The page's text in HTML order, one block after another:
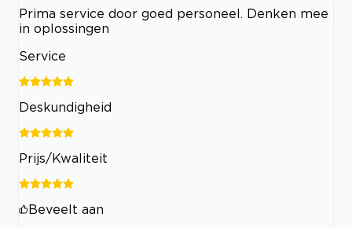
Prima service door goed personeel. Denken mee
in oplossingen
Service
Deskundigheid
Prijs/Kwaliteit
Beveelt aan